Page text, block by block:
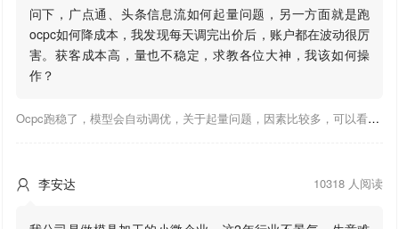
问下，广点通、头条信息流如何起量问题，另一方面就是跑
ocpc如何降成本，我发现每天调完出价后，账户都在波动很厉
害。获客成本高，量也不稳定，求教各位大神，我该如何操
作？
Ocpc跑稳了，模型会自动调优，关于起量问题，因素比较多，可以看下靠谱推大神出的干货文章，都是经验总结，应该可以找到对应解决。
 李安达 10318 人阅读